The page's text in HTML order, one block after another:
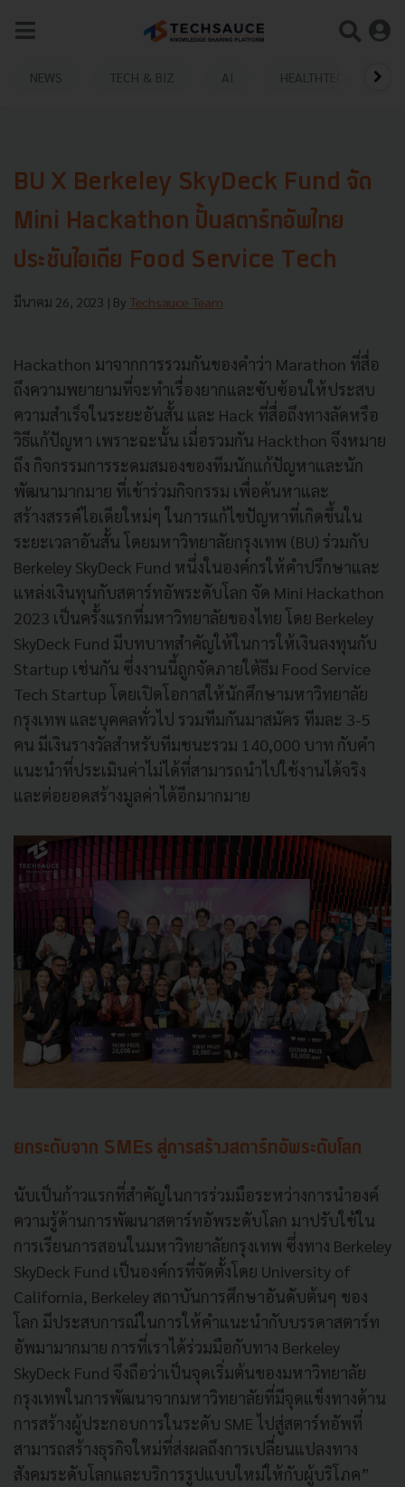
NEWS TECH & BIZ AI HEALTHTECH
BU X Berkeley SkyDeck Fund จัด
Mini Hackathon ปั้นสตาร์ทอัพไทย
ประชันไอเดีย Food Service Tech
มีนาคม 26, 2023 | By Techsauce Team
Hackathon มาจากการรวมกันของคำว่า Marathon ที่สื่อ
ถึงความพยายามที่จะทำเรื่องยากและซับซ้อนให้ประสบ
ความสำเร็จในระยะอันสั้น และ Hack ที่สื่อถึงทางลัดหรือ
วิธีแก้ปัญหา เพราะฉะนั้น เมื่อรวมกัน Hackthon จึงหมาย
ถึง กิจกรรมการระดมสมองของทีมนักแก้ปัญหาและนัก
พัฒนามากมาย ที่เข้าร่วมกิจกรรม เพื่อค้นหาและ
สร้างสรรค์ไอเดียใหม่ๆ ในการแก้ไขปัญหาที่เกิดขึ้นใน
ระยะเวลาอันสั้น โดยมหาวิทยาลัยกรุงเทพ (BU) ร่วมกับ
Berkeley SkyDeck Fund หนึ่งในองค์กรให้คำปรึกษาและ
แหล่งเงินทุนกับสตาร์ทอัพระดับโลก จัด Mini Hackathon
2023 เป็นครั้งแรกที่มหาวิทยาลัยของไทย โดย Berkeley
SkyDeck Fund มีบทบาทสำคัญให้ในการให้เงินลงทุนกับ
Startup เช่นกัน ซึ่งงานนี้ถูกจัดภายใต้ธีม Food Service
Tech Startup โดยเปิดโอกาสให้นักศึกษามหาวิทยาลัย
กรุงเทพ และบุคคลทั่วไป รวมทีมกันมาสมัคร ทีมละ 3-5
คน มีเงินรางวัลสําหรับทีมชนะรวม 140,000 บาท กับคํา
แนะนําที่ประเมินค่าไม่ได้ที่สามารถนําไปใช้งานได้จริง
และต่อยอดสร้างมูลค่าได้อีกมากมาย
ยกระดับจาก SMEs สู่การสร้างสตาร์ทอัพระดับโลก
นับเป็นก้าวแรกที่สำคัญในการร่วมมือระหว่างการนำองค์
ความรู้ด้านการพัฒนาสตาร์ทอัพระดับโลก มาปรับใช้ใน
การเรียนการสอนในมหาวิทยาลัยกรุงเทพ ซึ่งทาง Berkeley
SkyDeck Fund เป็นองค์กรที่จัดตั้งโดย University of
California, Berkeley สถาบันการศึกษาอันดับต้นๆ ของ
โลก มีประสบการณ์ในการให้คำแนะนำกับบรรดาสตาร์ท
อัพมามากมาย การที่เราได้ร่วมมือกับทาง Berkeley
SkyDeck Fund จึงถือว่าเป็นจุดเริ่มต้นของมหาวิทยาลัย
กรุงเทพในการพัฒนาจากมหาวิทยาลัยที่มีจุดแข็งทางด้าน
การสร้างผู้ประกอบการในระดับ SME ไปสู่สตาร์ทอัพที่
สามารถสร้างธุรกิจใหม่ที่ส่งผลถึงการเปลี่ยนแปลงทาง
สังคมระดับโลกและบริการรูปแบบใหม่ให้กับผู้บริโภค”